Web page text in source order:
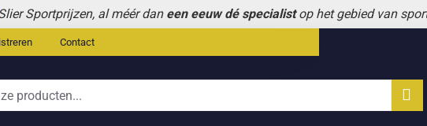
Sportprijzen, al méér dan een eeuw dé specialistop het gebied van
Contact